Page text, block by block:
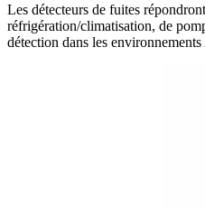
Les détecteurs de fuites
réfrigération/climatisation, de
détection dans les